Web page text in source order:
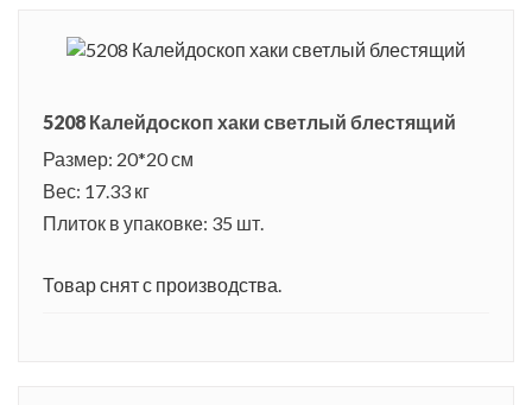
5208 Калейдоскоп хаки светлый блестящий
Размер: 20*20 см
Вес: 17.33 кг
Плиток в упаковке: 35 шт.
Товар снят с производства.